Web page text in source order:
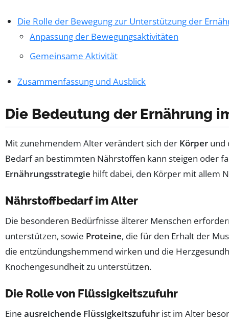
Die Rolle der Bewegung zur Unterstützung der
Anpassung der Bewegungsaktivitäten
Gemeinsame Aktivität
Zusammenfassung und Ausblick
Die Bedeutung der Ernährung
Mit zunehmendem Alter verändert sich der Körper und
Bedarf an bestimmten Nährstoffen kann steigen oder
Ernährungsstrategie hilft dabei, den Körper mit allem
Nährstoffbedarf im Alter
Die besonderen Bedürfnisse älterer Menschen
unterstützen, sowie Proteine, die für den Erhalt der
die entzündungshemmend wirken und die
Knochengesundheit zu unterstützen.
Die Rolle von Flüssigkeitszufuhr
Eine ausreichende Flüssigkeitszufuhr ist im Alter